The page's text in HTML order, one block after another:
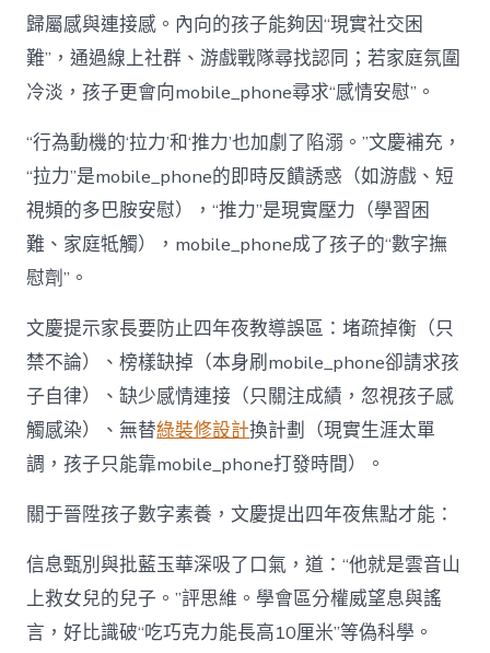
歸屬感與連接感。內向的孩子能夠因“現實社交困
難”，通過線上社群、游戲戰隊尋找認同；若家庭氛圍
冷淡，孩子更會向mobile_phone尋求“感情安慰”。
“行為動機的‘拉力’和‘推力’也加劇了陷溺。”文慶補充，
“拉力”是mobile_phone的即時反饋誘惑（如游戲、短
視頻的多巴胺安慰），“推力”是現實壓力（學習困
難、家庭牴觸），mobile_phone成了孩子的“數字撫
慰劑”。
文慶提示家長要防止四年夜教導誤區：堵疏掉衡（只
禁不論）、榜樣缺掉（本身刷mobile_phone卻請求孩
子自律）、缺少感情連接（只關注成績，忽視孩子感
觸感染）、無替綠裝修設計換計劃（現實生涯太單
調，孩子只能靠mobile_phone打發時間）。
關于晉陞孩子數字素養，文慶提出四年夜焦點才能：
信息甄別與批藍玉華深吸了口氣，道：“他就是雲音山
上救女兒的兒子。”評思維。學會區分權威望息與謠
言，好比識破“吃巧克力能長高10厘米”等偽科學。